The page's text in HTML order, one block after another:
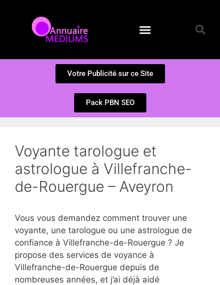
Votre Publicité sur ce Site
Pack PBN SEO
Voyante tarologue et
astrologue à Villefranche-
de-Rouergue – Aveyron
Vous vous demandez comment trouver une
voyante, une tarologue ou une astrologue de
confiance à Villefranche-de-Rouergue ? Je
propose des services de voyance à
Villefranche-de-Rouergue depuis de
nombreuses années, et j’ai déjà aidé